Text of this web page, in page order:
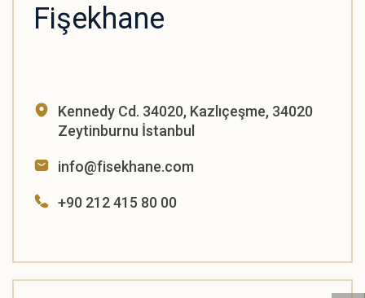
Fişekhane
Kennedy Cd. 34020, Kazlıçeşme, 34020
Zeytinburnu İstanbul
info@fisekhane.com
+90 212 415 80 00